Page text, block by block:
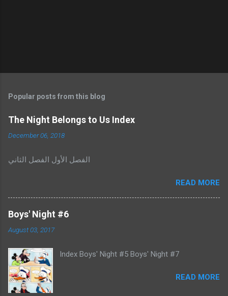
Popular posts from this blog
The Night Belongs to Us Index
December 06, 2018
الفصل الأول الفصل الثاني
READ MORE
Boys' Night #6
August 03, 2017
Index Boys' Night #5 Boys' Night #7
READ MORE